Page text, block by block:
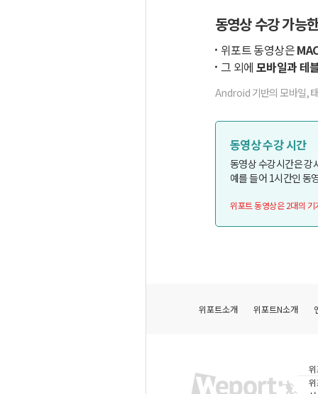
동영상 수강 가능
위포트 동영상은
그 외에 모바일과 테
Android 기반의 모바일,
동영상 수강 시간
동영상 수강시간은 강
예를 들어 1시간인 동
위포트 동영상은 2대의
위포트소개 위포트N소개